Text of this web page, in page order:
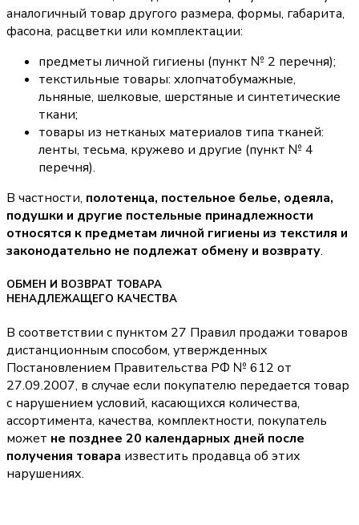
аналогичный товар другого размера, формы, габарита,
фасона, расцветки или комплектации:
предметы личной гигиены (пункт № 2 перечня);
текстильные товары: хлопчатобумажные,
льняные, шелковые, шерстяные и синтетические
ткани;
товары из нетканых материалов типа тканей:
ленты, тесьма, кружево и другие (пункт № 4
перечня).
В частности, полотенца, постельное белье, одеяла,
подушки и другие постельные принадлежности
относятся к предметам личной гигиены из текстиля и
законодательно не подлежат обмену и возврату.
ОБМЕН И ВОЗВРАТ ТОВАРА
НЕНАДЛЕЖАЩЕГО КАЧЕСТВА
В соответствии с пунктом 27 Правил продажи товаров
дистанционным способом, утвержденных
Постановлением Правительства РФ № 612 от
27.09.2007, в случае если покупателю передается товар
с нарушением условий, касающихся количества,
ассортимента, качества, комплектности, покупатель
может не позднее 20 календарных дней после
получения товара известить продавца об этих
нарушениях.